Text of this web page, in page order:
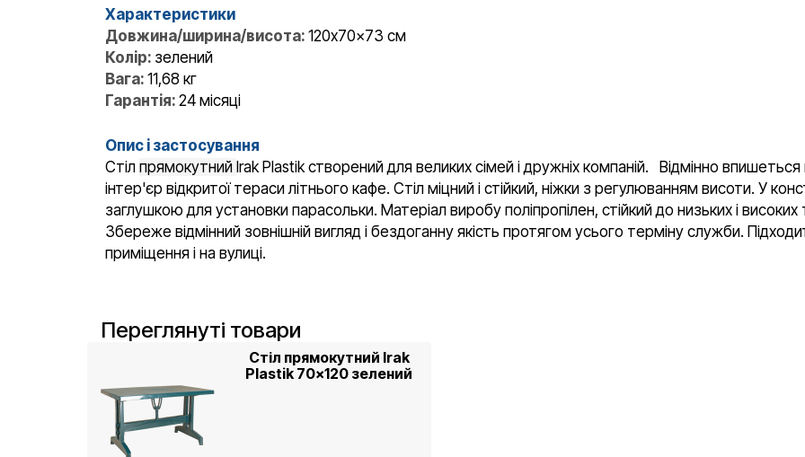
Характеристики
Довжина/ширина/висота: 120x70x73 см
Колір: зелений
Вага: 11,68 кг
Гарантія: 24 місяці
Опис і застосування
Стіл прямокутний Irak Plastik створений для великих сімей і дружніх компаній. Відмінно
інтер'єр відкритої тераси літнього кафе. Стіл міцний і стійкий, ніжки з регулюванням висоти. У
заглушкою для установки парасольки. Матеріал виробу поліпропілен, стійкий до низьких і
Збереже відмінний зовнішній вигляд і бездоганну якість протягом усього терміну служби.
приміщення і на вулиці.
Переглянуті товари
Стіл прямокутний Irak
Plastik 70x120 зелений